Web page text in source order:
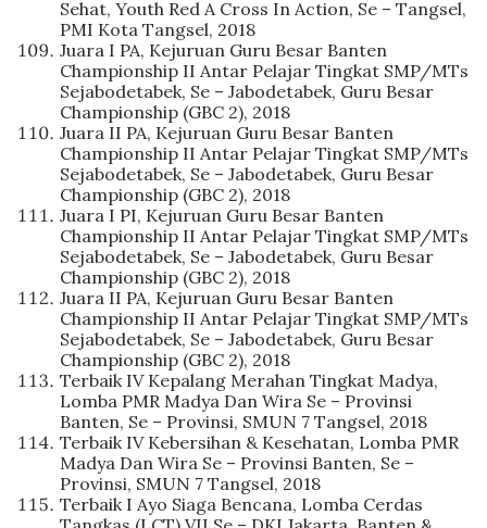
Sehat, Youth Red A Cross In Action, Se – Tangsel,
PMI Kota Tangsel, 2018
Juara I PA, Kejuruan Guru Besar Banten
Championship II Antar Pelajar Tingkat SMP/MTs
Sejabodetabek, Se – Jabodetabek, Guru Besar
Championship (GBC 2), 2018
Juara II PA, Kejuruan Guru Besar Banten
Championship II Antar Pelajar Tingkat SMP/MTs
Sejabodetabek, Se – Jabodetabek, Guru Besar
Championship (GBC 2), 2018
Juara I PI, Kejuruan Guru Besar Banten
Championship II Antar Pelajar Tingkat SMP/MTs
Sejabodetabek, Se – Jabodetabek, Guru Besar
Championship (GBC 2), 2018
Juara II PA, Kejuruan Guru Besar Banten
Championship II Antar Pelajar Tingkat SMP/MTs
Sejabodetabek, Se – Jabodetabek, Guru Besar
Championship (GBC 2), 2018
Terbaik IV Kepalang Merahan Tingkat Madya,
Lomba PMR Madya Dan Wira Se – Provinsi
Banten, Se – Provinsi, SMUN 7 Tangsel, 2018
Terbaik IV Kebersihan & Kesehatan, Lomba PMR
Madya Dan Wira Se – Provinsi Banten, Se –
Provinsi, SMUN 7 Tangsel, 2018
Terbaik I Ayo Siaga Bencana, Lomba Cerdas